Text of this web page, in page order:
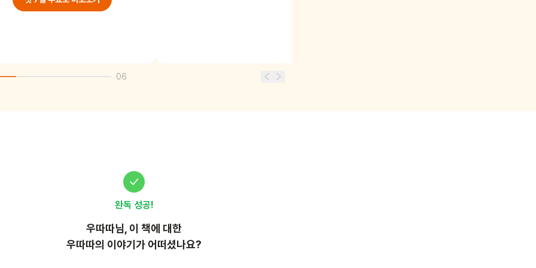
06
완독 성공!
우따따님, 이 책에 대한
우따따의 이야기가 어떠셨나요?